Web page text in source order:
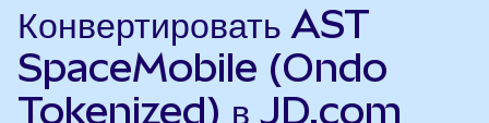
Конвертировать AST
SpaceMobile (Ondo
Tokenized) в JD.com